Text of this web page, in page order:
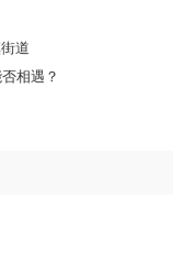
道
相遇？